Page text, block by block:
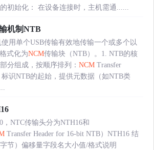
初始化： 在设备连接时，主机需通......
机制NTB
用单个USB传输有效地传输一个或多个以
式化为NCM传输块（NTB）。1. NTB的核
分组成，按顺序排列： NCM Transfer
标识NTB的起始，提供元数据（如NTB类
，NTC传输头分为NTH16和
Transfer Header for 16-bit NTB）NTH16 结
节）偏移量字段名大小值/格式说明